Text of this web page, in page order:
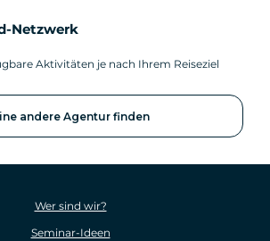
Netzwerk
Aktivitäten je nach Ihrem Reiseziel
andere Agentur finden
Wer sind wir?
Seminar-Ideen